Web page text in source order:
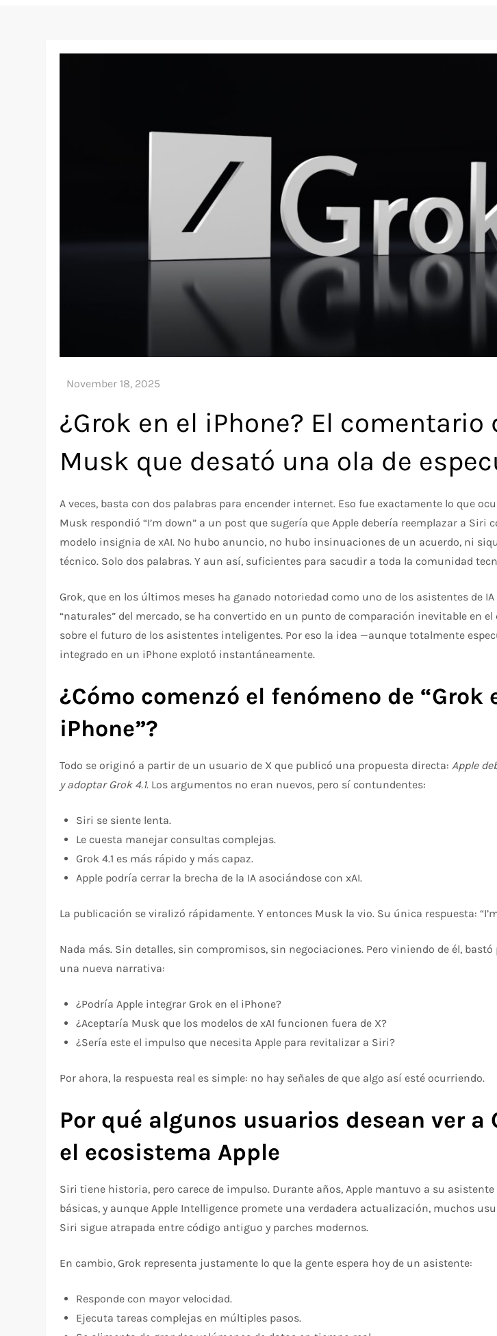
¿Grok en el iPhone? El comentario
Musk que desató una ola de
A veces, basta con dos palabras para encender internet. Eso fue exactamente lo que
Musk respondió “I’m down” a un post que sugería que Apple debería reemplazar a Siri
modelo insignia de xAI. No hubo anuncio, no hubo insinuaciones de un acuerdo, ni
técnico. Solo dos palabras. Y aun así, suficientes para sacudir a toda la comunidad
Grok, que en los últimos meses ha ganado notoriedad como uno de los asistentes de
“naturales” del mercado, se ha convertido en un punto de comparación inevitable en el
sobre el futuro de los asistentes inteligentes. Por eso la idea —aunque totalmente
integrado en un iPhone explotó instantáneamente.
¿Cómo comenzó el fenómeno de “Grok
iPhone”?
Todo se originó a partir de un usuario de X que publicó una propuesta directa: Apple
y adoptar Grok 4.1. Los argumentos no eran nuevos, pero sí contundentes:
Siri se siente lenta.
Le cuesta manejar consultas complejas.
Grok 4.1 es más rápido y más capaz.
Apple podría cerrar la brecha de la IA asociándose con xAI.
La publicación se viralizó rápidamente. Y entonces Musk la vio. Su única respuesta:
Nada más. Sin detalles, sin compromisos, sin negociaciones. Pero viniendo de él,
una nueva narrativa:
¿Podría Apple integrar Grok en el iPhone?
¿Aceptaría Musk que los modelos de xAI funcionen fuera de X?
¿Sería este el impulso que necesita Apple para revitalizar a Siri?
Por ahora, la respuesta real es simple: no hay señales de que algo así esté ocurriendo.
Por qué algunos usuarios desean ver a
el ecosistema Apple
Siri tiene historia, pero carece de impulso. Durante años, Apple mantuvo a su
básicas, y aunque Apple Intelligence promete una verdadera actualización, muchos
Siri sigue atrapada entre código antiguo y parches modernos.
En cambio, Grok representa justamente lo que la gente espera hoy de un asistente:
Responde con mayor velocidad.
Ejecuta tareas complejas en múltiples pasos.